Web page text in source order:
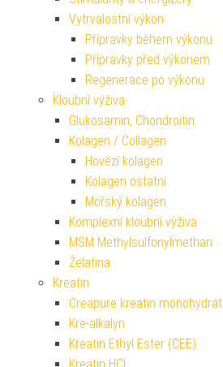
Vytrvalostní výkon
Přípravky během výkonu
Přípravky před výkonem
Regenerace po výkonu
Kloubní výživa
Glukosamin, Chondroitin
Kolagen / Collagen
Hovězí kolagen
Kolagen ostatní
Mořský kolagen
Komplexní kloubní výživa
MSM Methylsulfonylmethan
Želatina
Kreatin
Creapure kreatin monohydrát
Kre-alkalyn
Kreatin Ethyl Ester (CEE)